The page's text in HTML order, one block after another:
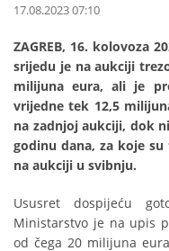
17.08.2023 07:10
ZAGREB, 16. kolovoza
srijedu je na aukciji
milijuna eura, ali je
vrijedne tek 12,5
na zadnjoj aukciji, dok
godinu dana, za koje
na aukciji u svibnju.
Ususret dospijeću
Ministarstvo je na upis
od čega 20 milijuna